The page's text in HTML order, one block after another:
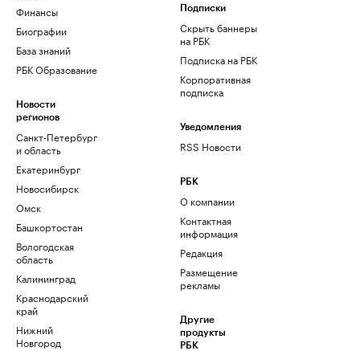
Финансы
Биографии
База знаний
РБК Образование
Новости
регионов
Санкт-Петербург
и область
Екатеринбург
Новосибирск
Омск
Башкортостан
Вологодская
область
Калининград
Краснодарский
край
Нижний
Новгород
Подписки
Скрыть баннеры
на РБК
Подписка на РБК
Корпоративная
подписка
Уведомления
RSS Новости
РБК
О компании
Контактная
информация
Редакция
Размещение
рекламы
Другие
продукты
РБК